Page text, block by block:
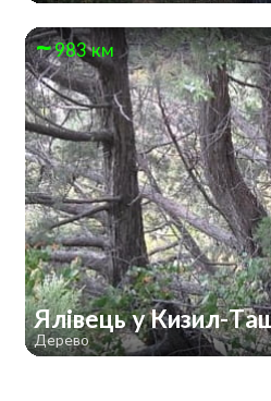
983 км
Ялівець у Кизил-
Дерево